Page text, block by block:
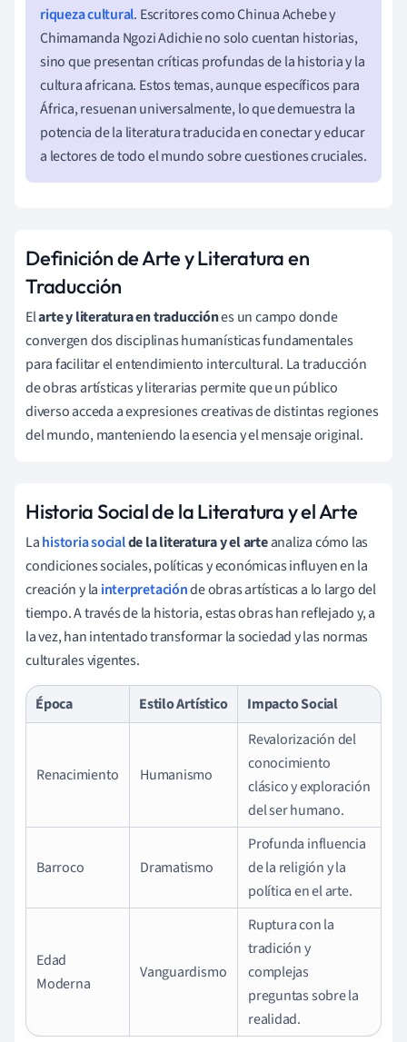
riqueza cultural. Escritores como Chinua Achebe y
Chimamanda Ngozi Adichie no solo cuentan historias,
sino que presentan críticas profundas de la historia y la
cultura africana. Estos temas, aunque específicos para
África, resuenan universalmente, lo que demuestra la
potencia de la literatura traducida en conectar y educar
a lectores de todo el mundo sobre cuestiones cruciales.
Definición de Arte y Literatura en
Traducción
Elarte y literatura en traducciónes un campo donde
convergen dos disciplinas humanísticas fundamentales
para facilitar el entendimiento intercultural. La traducción
de obras artísticas y literarias permite que un público
diverso acceda a expresiones creativas de distintas regiones
del mundo, manteniendo la esencia y el mensaje original.
Historia Social de la Literatura y el Arte
Lahistoria socialde la literatura y el arteanaliza cómo las
condiciones sociales, políticas y económicas influyen en la
creación y la interpretaciónde obras artísticas a lo largo del
tiempo. A través de la historia, estas obras han reflejado y, a
la vez, han intentado transformar la sociedad y las normas
culturales vigentes.
Época Estilo Artístico Impacto Social
Renacimiento Humanismo
Revalorización del
conocimiento
clásico y exploración
del ser humano.
Barroco Dramatismo
Profunda influencia
de la religión y la
política en el arte.
Edad
Moderna
Vanguardismo
Ruptura con la
tradición y
complejas
preguntas sobre la
realidad.